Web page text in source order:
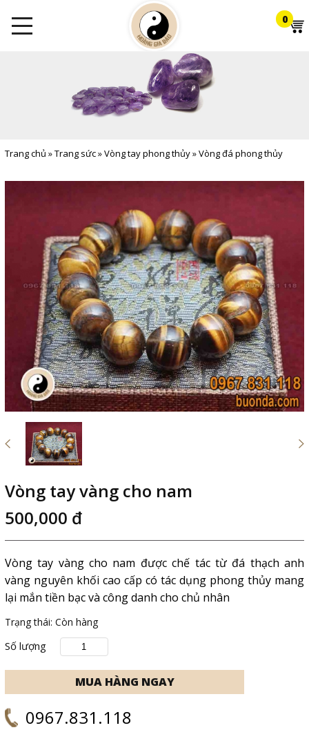
0
Trang chủ »Trang sức»Vòng tay phong thủy»Vòng đá phong thủy
mệnh thổ
Vòng tay vàng cho nam
500,000 đ
Vòng tay vàng cho nam được chế tác từ đá thạch anh
vàng nguyên khối cao cấp có tác dụng phong thủy mang
lại mắn tiền bạc và công danh cho chủ nhân
Trạng thái: Còn hàng
Số lượng
0967.831.118